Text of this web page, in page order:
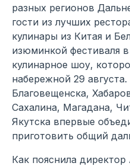
разных регионов
гости из лучших
кулинары из Китая и
изюминкой фестиваля
кулинарное шоу,
набережной 29
Благовещенска,
Сахалина, Магадана,
Якутска впервые
приготовить общий
Как пояснила